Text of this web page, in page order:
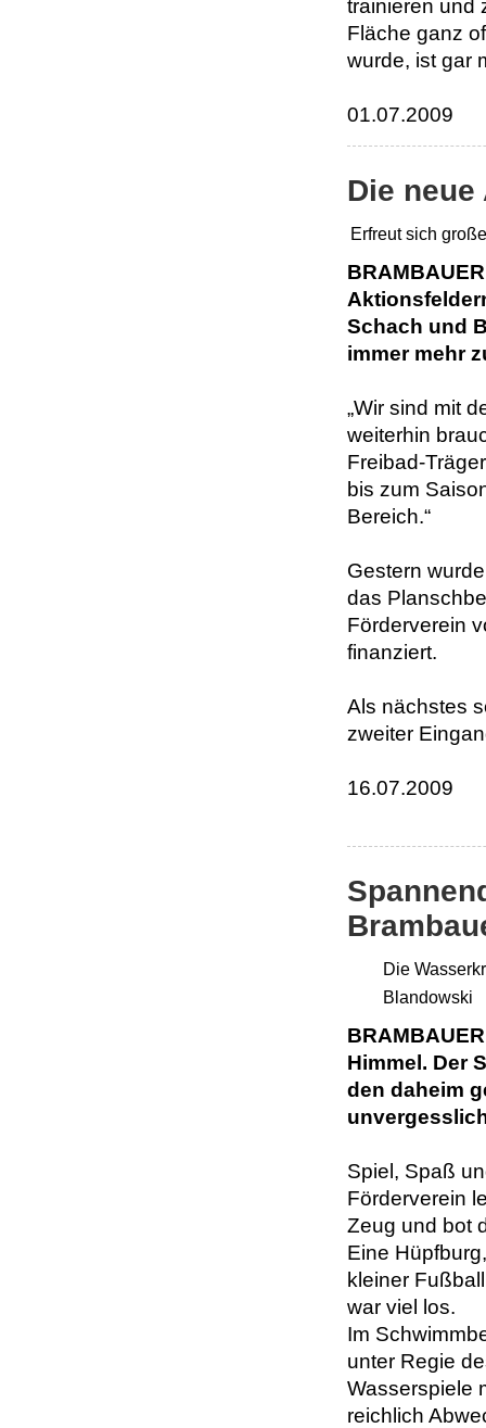
trainieren und
Fläche ganz
wurde, ist gar
01.07.2009
Die
Erfreut sich
Schach und
immer mehr
„Wir sind mit
weiterhin
Freibad-
bis zum
Bereich.“
Gestern
das
Förderverein
finanziert.
Als nächstes
zweiter
16.07.2009
Die
Blandowski
Himmel. Der
den daheim
Spiel, Spaß
Förderverein
Zeug und bot
Eine
kleiner
war viel los.
Im
unter Regie
Wasserspiele
reichlich